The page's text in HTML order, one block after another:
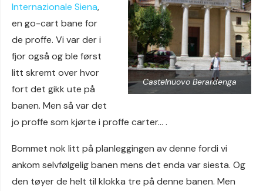
Castelnuovo Berardenga
Internazionale Siena,
en go-cart bane for
de proffe. Vi var der i
fjor også og ble først
litt skremt over hvor
fort det gikk ute på
banen. Men så var det
jo proffe som kjørte i proffe carter… .
Bommet nok litt på planleggingen av denne fordi vi
ankom selvfølgelig banen mens det enda var siesta. Og
den tøyer de helt til klokka tre på denne banen. Men